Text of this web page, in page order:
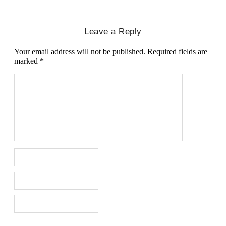
Leave a Reply
Your email address will not be published. Required fields are
marked *